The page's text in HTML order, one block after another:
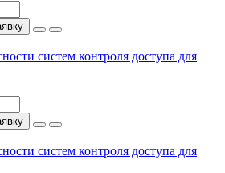
систем контроля доступа для
систем контроля доступа для